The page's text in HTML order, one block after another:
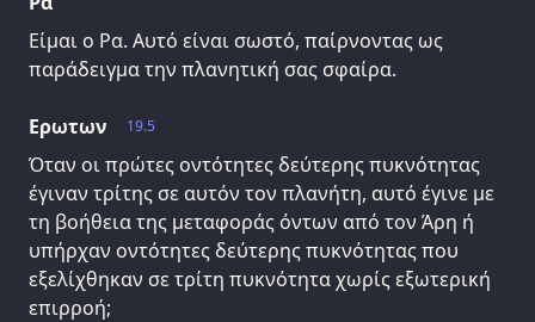
Είμαι ο Ρα. Αυτό είναι σωστό, παίρνοντας ως
παράδειγμα την πλανητική σας σφαίρα.
19.5
Ερωτων
Όταν οι πρώτες οντότητες δεύτερης πυκνότητας
έγιναν τρίτης σε αυτόν τον πλανήτη, αυτό έγινε με
τη βοήθεια της μεταφοράς όντων από τον Άρη ή
υπήρχαν οντότητες δεύτερης πυκνότητας που
εξελίχθηκαν σε τρίτη πυκνότητα χωρίς εξωτερική
επιρροή;